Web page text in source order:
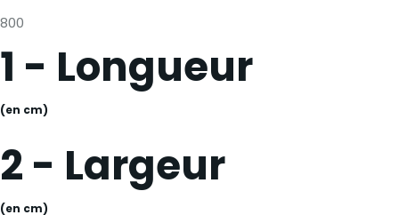
800
1 - Longueur
(en cm)
2 - Largeur
(en cm)